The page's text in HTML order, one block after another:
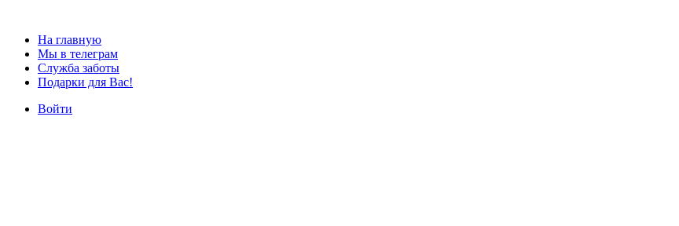
На главную
Мы в телеграм
Служба заботы
Подарки для Вас!
Войти